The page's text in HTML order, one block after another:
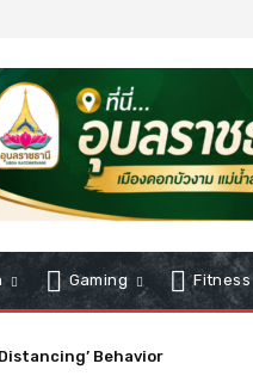
Gaming Fitness
Behavior
Do If You Start Coughing?